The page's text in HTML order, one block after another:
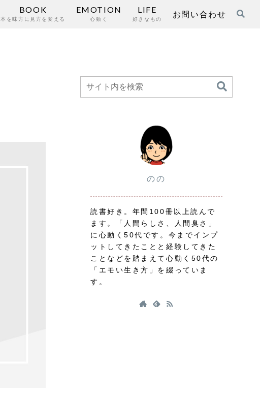
BOOK
本を味方に見方を変える
EMOTION
心動く
LIFE
好きなもの お問い合わせ
のの
読書好き。年間100冊以上読んで
ます。「人間らしさ、人間臭さ」
に心動く50代です。今までインプ
ットしてきたことと経験してきた
ことなどを踏まえて心動く50代の
「エモい生き方」を綴っていま
す。